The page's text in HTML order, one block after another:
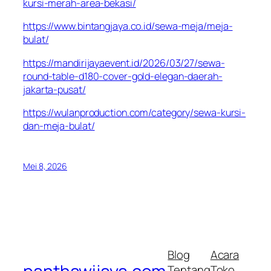
kursi-merah-area-bekasi/
https://www.bintangjaya.co.id/sewa-meja/meja-
bulat/
https://mandirijayaevent.id/2026/03/27/sewa-
round-table-d180-cover-gold-elegan-daerah-
jakarta-pusat/
https://wulanproduction.com/category/sewa-kursi-
dan-meja-bulat/
Mei 8, 2026
Blog
Acara